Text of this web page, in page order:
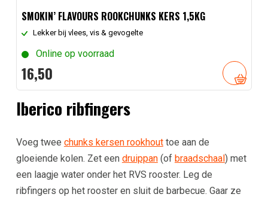
SMOKIN’ FLAVOURS ROOKCHUNKS KERS 1,5KG
Lekker bij vlees, vis & gevogelte
Online op voorraad
16,50
Iberico ribfingers
Voeg twee chunks kersen rookhouttoe aan de
gloeiende kolen. Zet een druippan(of braadschaal) met
een laagje water onder het RVS rooster. Leg de
ribfingers op het rooster en sluit de barbecue. Gaar ze